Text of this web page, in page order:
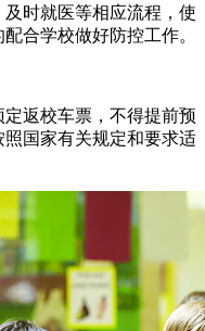
时就医等相应流程，使
合学校做好防控工作。
返校车票，不得提前预
国家有关规定和要求适